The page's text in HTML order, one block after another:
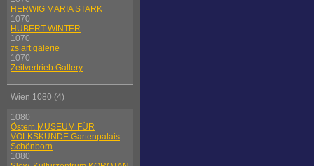
HERWIG MARIA STARK
1070
HUBERT WINTER
1070
zs art galerie
1070
Zeitvertrieb Gallery
Wien 1080 (4)
1080
Österr. MUSEUM FÜR
VOLKSKUNDE Gartenpalais
Schönborn
1080